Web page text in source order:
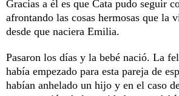
Gracias a él es que Cata pudo seguir
afrontando las cosas hermosas que la
desde que naciera Emilia.
Pasaron los días y la bebé nació. La
había empezado para esta pareja de
habían anhelado un hijo y en el caso